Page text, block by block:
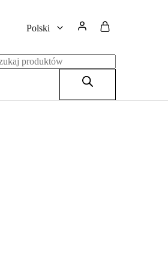
Polski
Polski